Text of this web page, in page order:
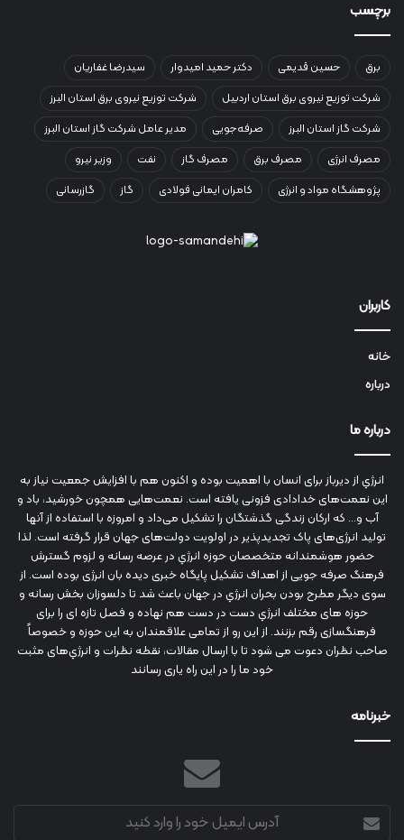
برچسب
برق حسین قدیمی دکتر حمید امیدوار
سیدرضا غفاریان
شرکت توزیع نیروی برق استان اردبیل
شرکت توزیع نیروی برق استان البرز
شرکت گاز استان البرز
صرفه‌جویی
مدیر عامل شرکت گاز استان البرز
مصرف انرژی
مصرف برق مصرف گاز نفت
وزیر نیرو
پژوهشگاه مواد و انرژی
کامران ایمانی فولادی گاز گازرسانی
کاربران
خانه
درباره
درباره ما
انرژي‌ از دیرباز برای انسان با اهمیت بوده و اکنون هم با افزایش جمعیت نیاز به
این نعمت‌های خدادادی فزونی یافته است. نعمت‌هایی همچون خورشید، باد و
آب و... که ارکان زندگی گذشتگان را تشکیل می‌داد و امروزه با استفاده از آنها
تولید انرژی‌های پاک تجدیدپذیر در اولویت دولت‌های جهان قرار گرفته است. لذا
حضور هوشمندانه متخصصان حوزه انرژي در عرصه رسانه و لزوم گسترش
فرهنگ صرفه جویی از اهداف تشکیل پایگاه خبری دیده بان انرژی بوده است. از
سوی دیگر مطرح بودن بحران انرژي در جهان باعث شد تا دلسوزان بخش رسانه و
حوزه های مختلف انرژي دست در دست هم نهاده و فصل تازه ای را برای
فرهنگسازی رقم بزنند. از این رو از تمامی علاقمندان به این حوزه و خصوصاً
صاحب نظران دعوت می شود تا با ارسال مقالات، نقطه نظرات و انرژي‌های مثبت
خود ما را در این راه یاری رسانند
خبرنامه
آدرس
ایمیل